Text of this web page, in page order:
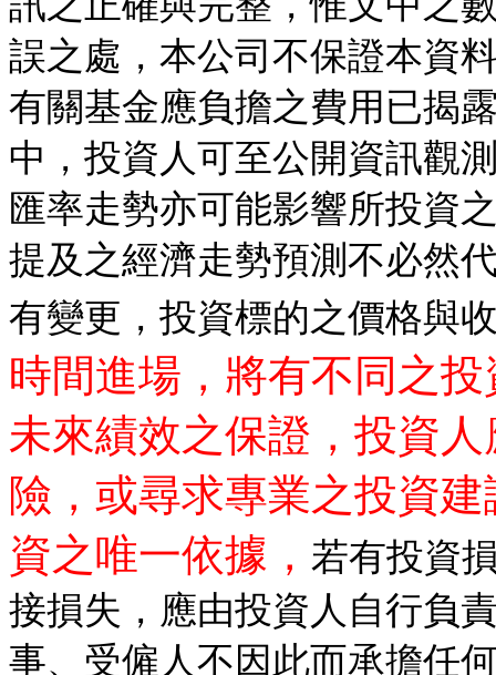
誤之處，本公司不保證本資
有關基金應負擔之費用已揭
中，投資人可至公開資訊觀
匯率走勢亦可能影響所投資
提及之經濟走勢預測不必然
有變更，投資標的之價格與
時間進場，將有不同之
未來績效之保證，投資
險，或尋求專業之投資
資之唯一依據， 若有投資
接損失，應由投資人自行負
事、受僱人不因此而承擔任